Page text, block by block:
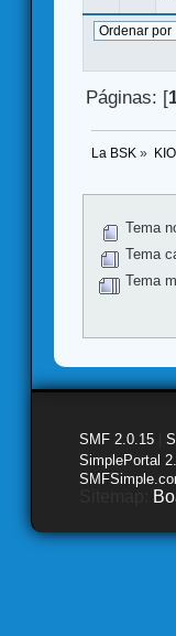
Páginas: [
La BSK »
Tema
Tema
Tema
SMF 2.0.15
SimplePortal